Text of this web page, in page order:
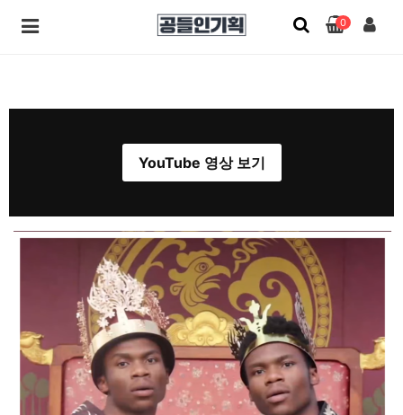
0
YouTube 영상 보기